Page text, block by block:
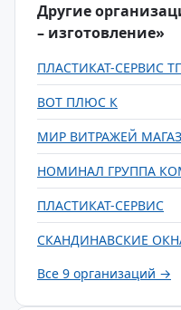
Другие
– изготовление»
ПЛАСТИКАТ-СЕРВИС
ВОТ ПЛЮС К
МИР ВИТРАЖЕЙ
НОМИНАЛ ГРУППА
ПЛАСТИКАТ-СЕРВИС
СКАНДИНАВСКИЕ
Все 9 организаций →